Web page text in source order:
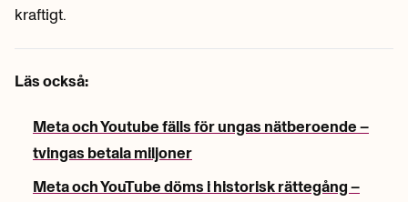
kraftigt.
Läs också:
Meta och Youtube fälls för ungas nätberoende –
tvingas betala miljoner
Meta och YouTube döms i historisk rättegång –